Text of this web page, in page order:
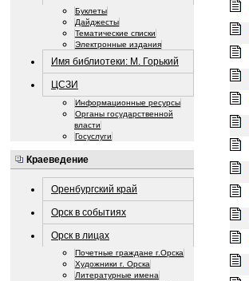
Буклеты
Дайджесты
Тематические списки
Электронные издания
Имя библиотеки: М. Горький
ЦСЗИ
Информационные ресурсы
Органы государственной
власти
Госуслуги
Краеведение
Оренбургский край
Орск в событиях
Орск в лицах
Почетные граждане г.Орска
Художники г. Орска
Литературные имена